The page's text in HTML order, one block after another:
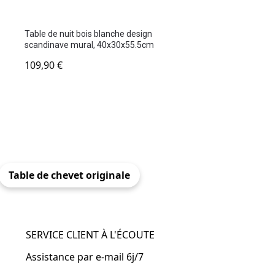
Table de nuit bois blanche design
scandinave mural, 40x30x55.5cm
109,90€
Table de chevet originale
SERVICE CLIENT À L'ÉCOUTE
Assistance par e-mail 6j/7